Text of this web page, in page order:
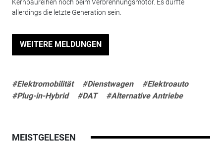
Kernbaureihen noch beim Verbrennungsmotor. Es dürfte
allerdings die letzte Generation sein.
WEITERE MELDUNGEN
#Elektromobilität #Dienstwagen
#Elektroauto
#Plug-in-Hybrid
#DAT #Alternative Antriebe
MEISTGELESEN